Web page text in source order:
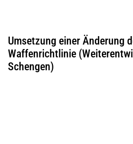
Umsetzung einer Änderung
Waffenrichtlinie
Schengen)